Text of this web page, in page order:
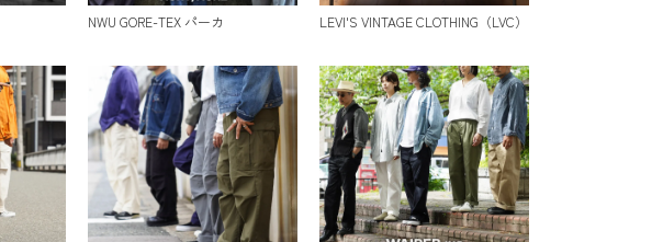
NWU GORE-TEX パーカ LEVI'S VINTAGE CLOTHING（LVC）